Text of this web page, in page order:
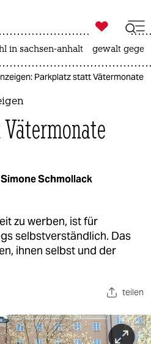
ich
ich

taz zahl ich
in sachsen-anhalt gewalt
Parkplatz statt Vätermonate
Simone Schmollack
zu werben, ist für
selbstverständlich. Das
ihnen selbst und der
teilen